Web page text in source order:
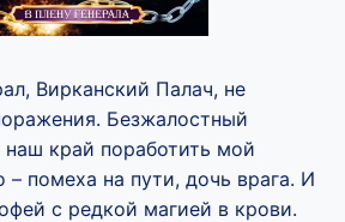
Вирканский Палач, не
Безжалостный
край поработить мой
– помеха на пути, дочь врага. И
с редкой магией в крови.